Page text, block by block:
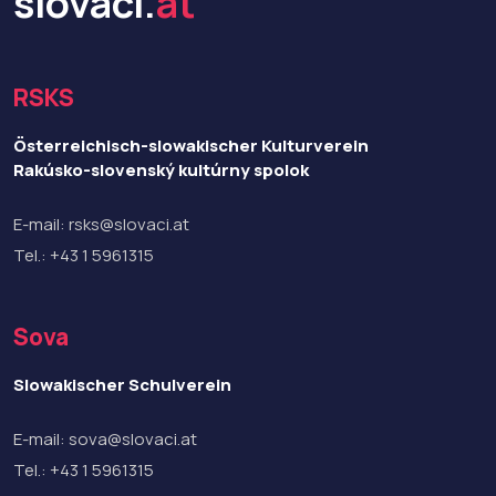
RSKS
Österreichisch-slowakischer Kulturverein
Rakúsko-slovenský kultúrny spolok
E-mail: rsks@slovaci.at
Tel.: +43 1 5961315
Sova
Slowakischer Schulverein
E-mail: sova@slovaci.at
Tel.: +43 1 5961315